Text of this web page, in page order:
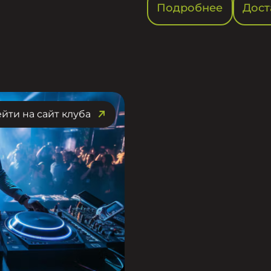
Подробнее
на сайт клуба